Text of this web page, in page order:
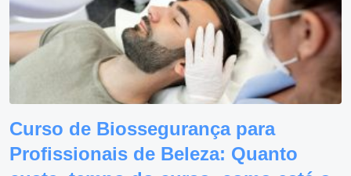
Curso de Biossegurança para
Profissionais de Beleza: Quanto